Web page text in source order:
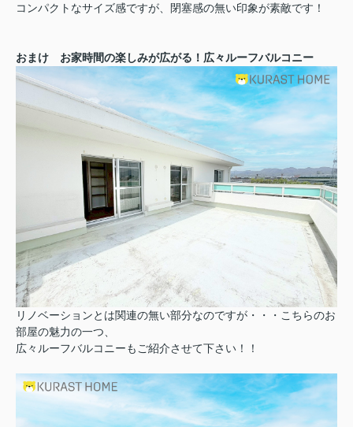
コンパクトなサイズ感ですが、閉塞感の無い印象が素敵です！
おまけ お家時間の楽しみが広がる！広々ルーフバルコニー
リノベーションとは関連の無い部分なのですが・・・こちらのお
部屋の魅力の一つ、
広々ルーフバルコニーもご紹介させて下さい！！